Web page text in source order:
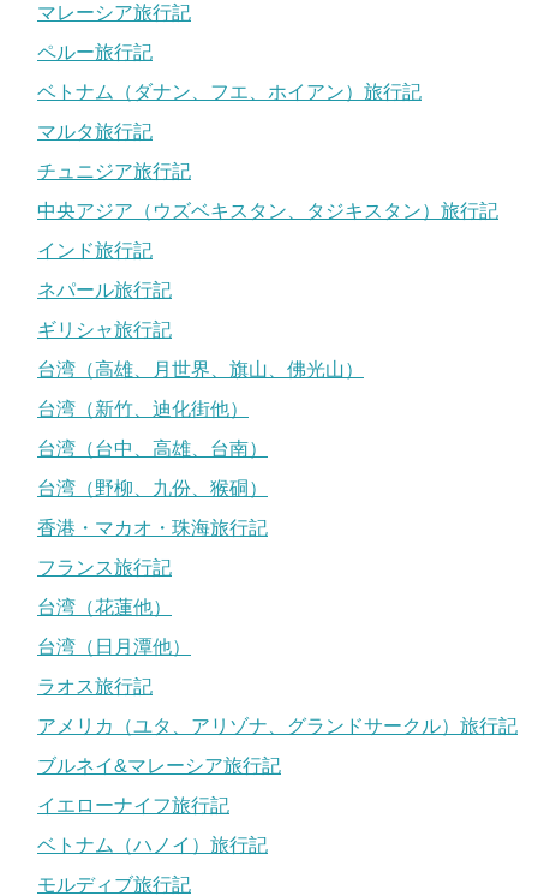
マレーシア旅行記
ペルー旅行記
ベトナム（ダナン、フエ、ホイアン）旅行記
マルタ旅行記
チュニジア旅行記
中央アジア（ウズベキスタン、タジキスタン）旅行記
インド旅行記
ネパール旅行記
ギリシャ旅行記
台湾（高雄、月世界、旗山、佛光山）
台湾（新竹、迪化街他）
台湾（台中、高雄、台南）
台湾（野柳、九份、猴硐）
香港・マカオ・珠海旅行記
フランス旅行記
台湾（花蓮他）
台湾（日月潭他）
ラオス旅行記
アメリカ（ユタ、アリゾナ、グランドサークル）旅行記
ブルネイ&マレーシア旅行記
イエローナイフ旅行記
ベトナム（ハノイ）旅行記
モルディブ旅行記